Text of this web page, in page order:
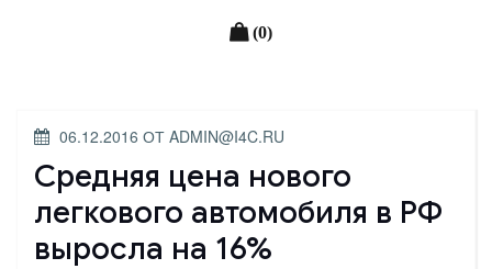
(0)
ОПУБЛИКОВАНО
06.12.2016 ОТ ADMIN@I4C.RU
Средняя цена нового
легкового автомобиля в РФ
выросла на 16%